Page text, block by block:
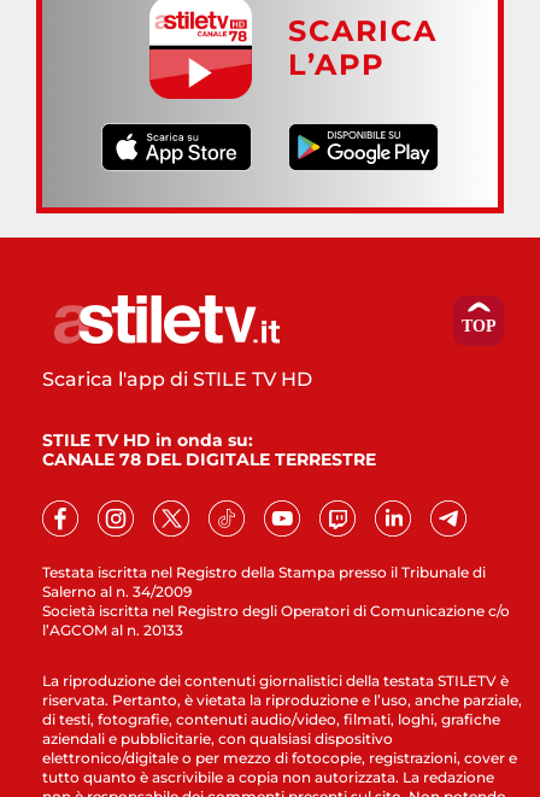
SCARICA
L’APP
Testata iscritta nel Registro della Stampa presso il Tribunale di
Salerno al n. 34/2009
Società iscritta nel Registro degli Operatori di Comunicazione c/o
l’AGCOM al n. 20133
Scarica l'app di STILE TV HD
STILE TV HD in onda su:
CANALE 78 DEL DIGITALE TERRESTRE
La riproduzione dei contenuti giornalistici della testata STILETV è
riservata. Pertanto, è vietata la riproduzione e l’uso, anche parziale,
di testi, fotografie, contenuti audio/video, filmati, loghi, grafiche
aziendali e pubblicitarie, con qualsiasi dispositivo
elettronico/digitale o per mezzo di fotocopie, registrazioni, cover e
tutto quanto è ascrivibile a copia non autorizzata. La redazione